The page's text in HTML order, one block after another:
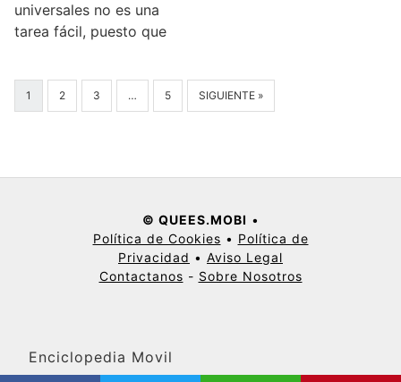
universales no es una
tarea fácil, puesto que
1 2 3 … 5 SIGUIENTE »
© QUEES.MOBI •
Política de Cookies • Política de
Privacidad • Aviso Legal
Contactanos - Sobre Nosotros
Enciclopedia Movil